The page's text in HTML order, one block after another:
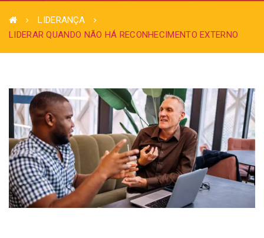
LIDERANÇA
LIDERAR QUANDO NÃO HÁ RECONHECIMENTO EXTERNO